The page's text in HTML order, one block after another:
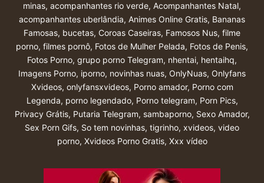
minas, acompanhantes rio verde, Acompanhantes Natal,
acompanhantes uberlândia, Animes Online Gratis, Bananas
Famosas, bucetas, Coroas Caseiras, Famosos Nus, filme
porno, filmes pornô, Fotos de Mulher Pelada, Fotos de Penis,
Fotos Porno, grupo porno Telegram, nhentai, hentaihq,
Imagens Porno, iporno, novinhas nuas, OnlyNuas, Onlyfans
Xvideos, onlyfansxvideos, Porno amador, Porno com
Legenda, porno legendado, Porno telegram, Porn Pics,
Privacy Grátis, Putaria Telegram, sambaporno, Sexo Amador,
Sex Porn Gifs, So tem novinhas, tigrinho, xvideos, video
porno, Xvideos Porno Gratis, Xxx vídeo